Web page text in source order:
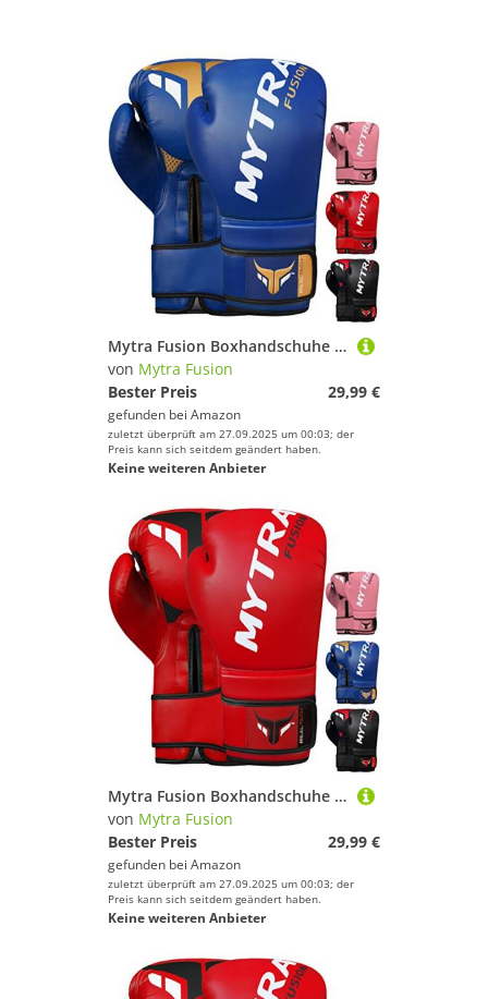
Sandsackhandschuhe
Mytra Fusion Boxhandschuhe 10oz 12oz 14oz 16oz MMA Box Handschuhe für das Training Punching Sparring Muay Thai Boxhandschuhe männer and Damen Kickbox Handschuhe (Blue, 16-oz)
von Mytra Fusion
Bester Preis
29,99 €
gefunden bei Amazon
zuletzt überprüft am 27.09.2025 um 00:03; der
Preis kann sich seitdem geändert haben.
Keine weiteren Anbieter
Mytra Fusion Boxhandschuhe 10oz 12oz 14oz 16oz MMA Box Handschuhe für das Training Punching Sparring Muay Thai Boxhandschuhe männer and Damen Kickbox Handschuhe (Red, 14-oz)
von Mytra Fusion
Bester Preis
29,99 €
gefunden bei Amazon
zuletzt überprüft am 27.09.2025 um 00:03; der
Preis kann sich seitdem geändert haben.
Keine weiteren Anbieter